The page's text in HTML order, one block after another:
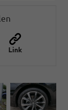
Link